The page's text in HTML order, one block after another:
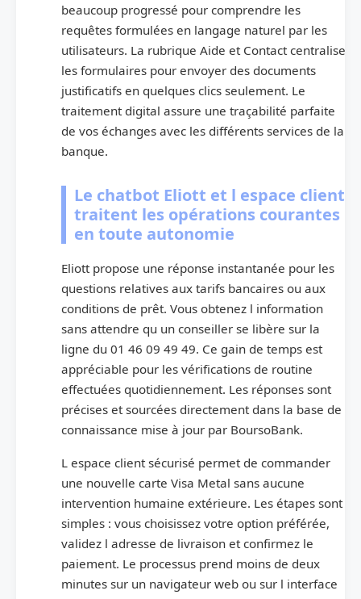
beaucoup progressé pour comprendre les
requêtes formulées en langage naturel par les
utilisateurs. La rubrique Aide et Contact centralise
les formulaires pour envoyer des documents
justificatifs en quelques clics seulement. Le
traitement digital assure une traçabilité parfaite
de vos échanges avec les différents services de la
banque.
Le chatbot Eliott et l espace client
traitent les opérations courantes
en toute autonomie
Eliott propose une réponse instantanée pour les
questions relatives aux tarifs bancaires ou aux
conditions de prêt. Vous obtenez l information
sans attendre qu un conseiller se libère sur la
ligne du 01 46 09 49 49. Ce gain de temps est
appréciable pour les vérifications de routine
effectuées quotidiennement. Les réponses sont
précises et sourcées directement dans la base de
connaissance mise à jour par BoursoBank.
L espace client sécurisé permet de commander
une nouvelle carte Visa Metal sans aucune
intervention humaine extérieure. Les étapes sont
simples : vous choisissez votre option préférée,
validez l adresse de livraison et confirmez le
paiement. Le processus prend moins de deux
minutes sur un navigateur web ou sur l interface